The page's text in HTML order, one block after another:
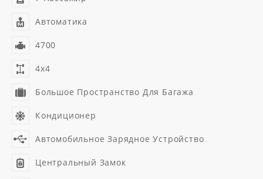
Автоматика
4700
4x4
Большое Пространство Для Багажа
Кондиционер
Автомобильное Зарядное Устройство
Центральный Замок